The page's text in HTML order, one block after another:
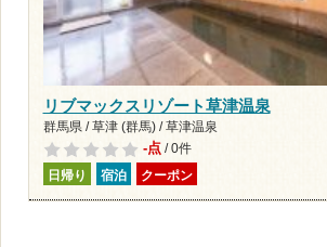
リブマックスリゾート草津温泉
群馬県 / 草津 (群馬) / 草津温泉
-点/ 0件
日帰り 宿泊 クーポン